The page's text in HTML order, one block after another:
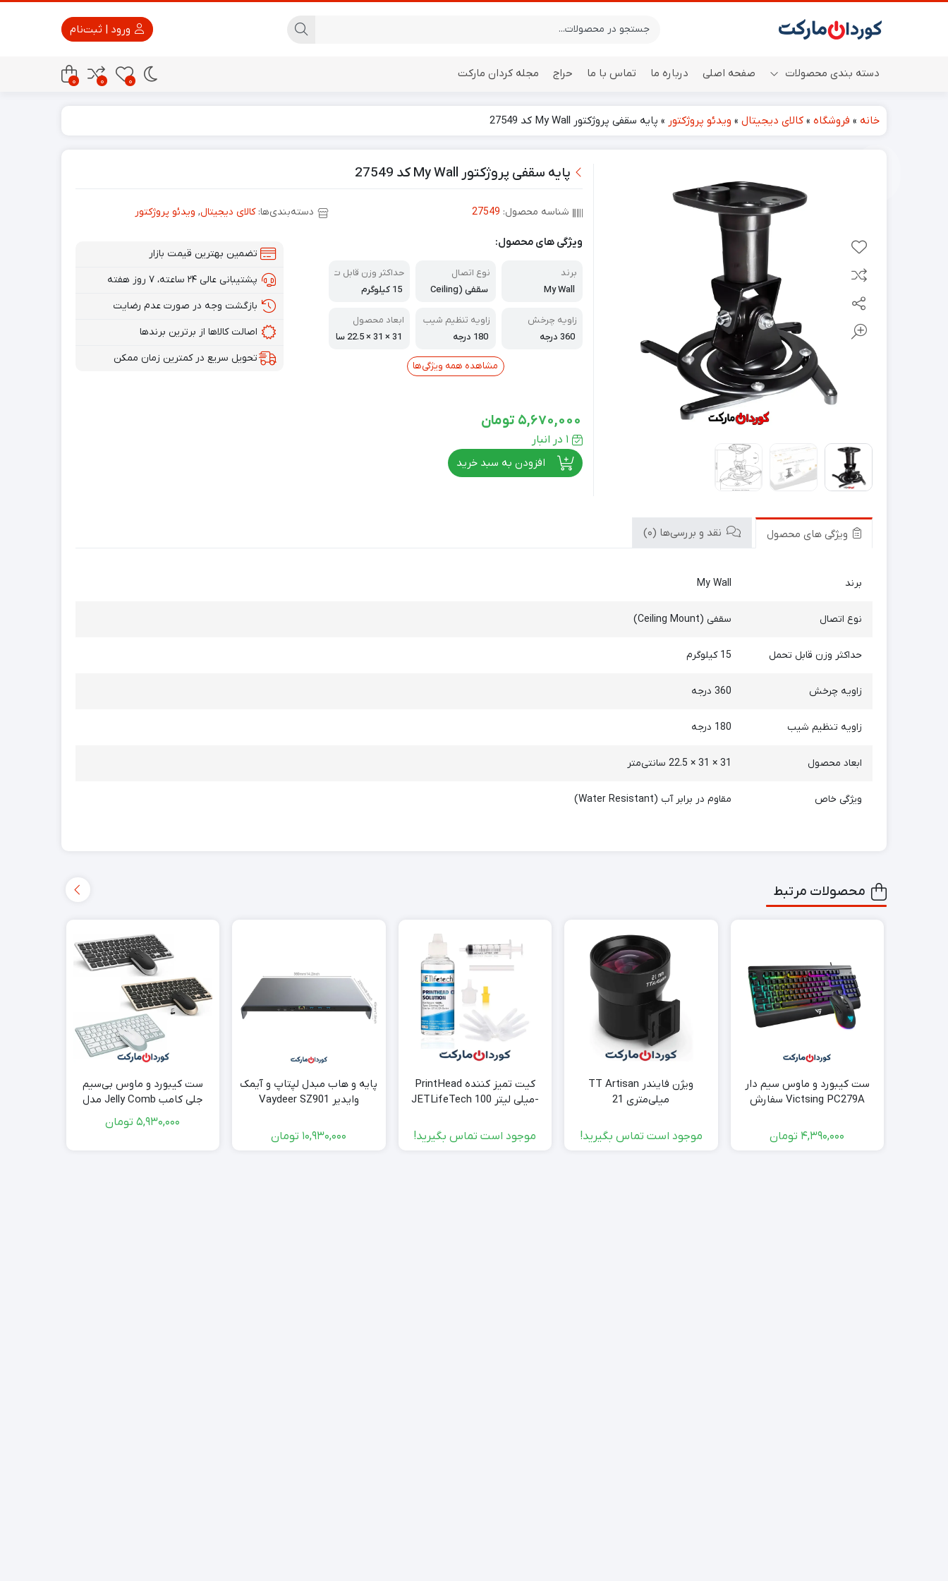
دسته بندی محصولات
اسپیکر ایستگاه هواشناسی
صفحه اصلی درباره ما تماس با ما حراج مجله کردان مارکت
0
0
0
خانه » فروشگاه » کالای دیجیتال » ویدئو پروژکتور » پایه سقفی پروژکتور My Wall کد 27549
پایه سقفی پروژکتور My Wall کد 27549
شناسه محصول: 27549 دسته‌بندی‌ها:کالای دیجیتال, ویدئو پروژکتور
ویژگی های محصول:
برند
My Wall
نوع اتصال
سقفی (Ceiling
حداکثر وزن قابل ت
حمل
15 کیلوگرم
زاویه چرخش
360 درجه
زاویه تنظیم شیب
180 درجه
ابعاد محصول
31 × 31 × 22.5 سا
مشاهده همه ویژگی‌ها
تضمین بهترین قیمت بازار
پشتیبانی عالی ۲۴ ساعته، ۷ روز هفته
بازگشت وجه در صورت عدم رضایت
اصالت کالاها از برترین برندها
تحویل سریع در کمترین زمان ممکن
5,670,000 تومان
1 در انبار
افزودن به سبد خرید
ویژگی های محصول نقد و بررسی‌ها (0)
برند My Wall
نوع اتصال سقفی (Ceiling Mount)
حداکثر وزن قابل تحمل 15 کیلوگرم
زاویه چرخش 360 درجه
زاویه تنظیم شیب 180 درجه
ابعاد محصول 31 × 31 × 22.5 سانتی‌متر
ویژگی خاص مقاوم در برابر آب (Water Resistant)
محصولات مرتبط
ست کیبورد و ماوس سیم دار
Victsing PC279A سفارش
4,390,000 تومان
ویژن فایندر TT Artisan
میلی‌متری 21
موجود است تماس بگیرید!
کیت تمیز کننده PrintHead
-میلی لیتر 100 JETLifeTech
موجود است تماس بگیرید!
پایە و هاب مبدل لپتاپ و آیمک
وایدیر Vaydeer SZ901
10,930,000 تومان
ست کیبورد و ماوس بی‌سیم
جلی کامب Jelly Comb مدل
KUT019 کد (35016)
5,930,000 تومان